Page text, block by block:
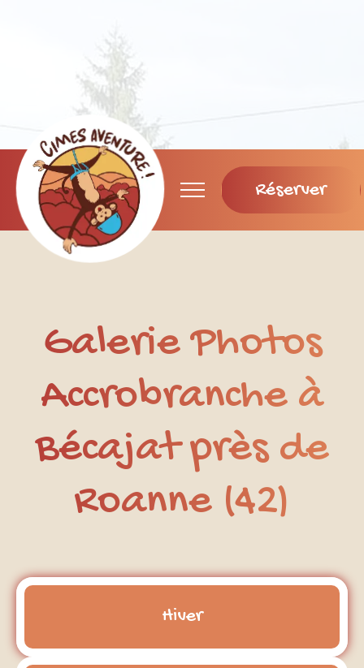
Réserver
Galerie Photos
Accrobranche à
Bécajat près de
Roanne (42)
Hiver